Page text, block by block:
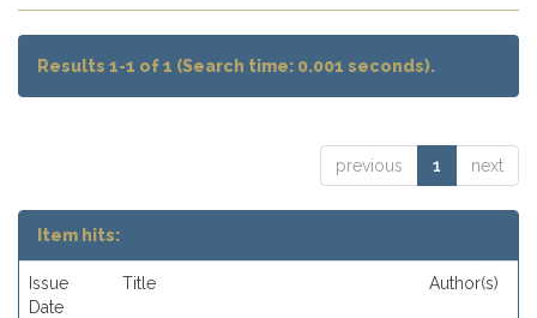
Results 1-1 of 1 (Search time: 0.001 seconds).
previous 1 next
Item hits:
Issue
Date
Title Author(s)